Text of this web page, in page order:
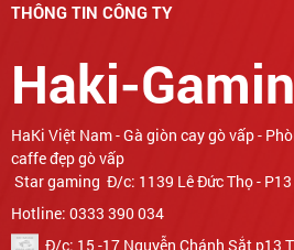
THÔNG TIN CÔNG TY
Haki-
Star gaming Đ/c: 1139 Lê Đức Thọ -
Hotline: 0333 390 034
Đ/c: 15 -17 Nguyễn Chánh Sắt p13